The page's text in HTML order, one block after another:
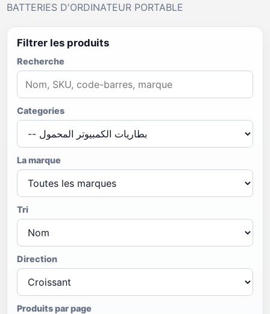
BATTERIES D'ORDINATEUR PORTABLE
Filtrer les produits
Recherche
Categories
La marque
Tri
Direction
Produits par page